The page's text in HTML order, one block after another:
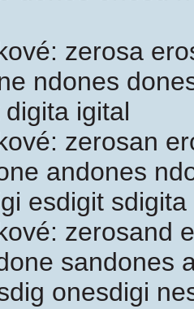
zerosa
ndones
igital
zerosan
andones
esdigit sdigita
zerosand
sandones
onesdigi